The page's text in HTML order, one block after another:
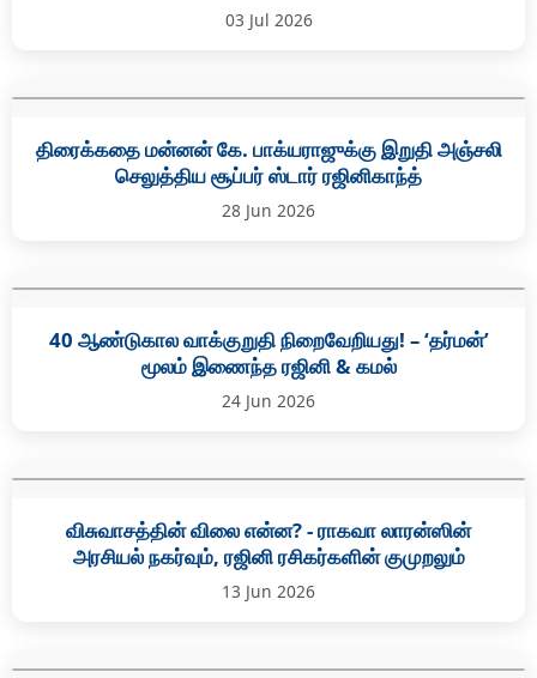
03 Jul 2026
திரைக்கதை மன்னன் கே. பாக்யராஜுக்கு இறுதி அஞ்சலி
செலுத்திய சூப்பர் ஸ்டார் ரஜினிகாந்த்
28 Jun 2026
40 ஆண்டுகால வாக்குறுதி நிறைவேறியது! – ‘தர்மன்’
மூலம் இணைந்த ரஜினி & கமல்
24 Jun 2026
விசுவாசத்தின் விலை என்ன? - ராகவா லாரன்ஸின்
அரசியல் நகர்வும், ரஜினி ரசிகர்களின் குமுறலும்
13 Jun 2026